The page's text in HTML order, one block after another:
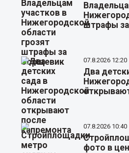
штрафы
07.8.2026 12:20
Два
07.8.2026 10:40
фото в